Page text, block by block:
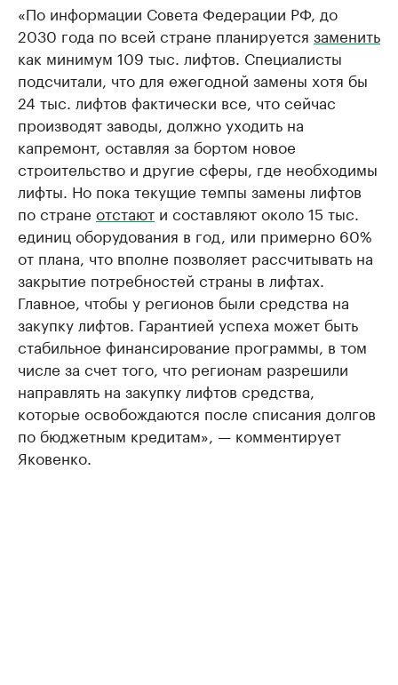
«По информации Совета Федерации РФ, до
2030 года по всей стране планируется заменить
как минимум 109 тыс. лифтов. Специалисты
подсчитали, что для ежегодной замены хотя бы
24 тыс. лифтов фактически все, что сейчас
производят заводы, должно уходить на
капремонт, оставляя за бортом новое
строительство и другие сферы, где необходимы
лифты. Но пока текущие темпы замены лифтов
по стране отстают и составляют около 15 тыс.
единиц оборудования в год, или примерно 60%
от плана, что вполне позволяет рассчитывать на
закрытие потребностей страны в лифтах.
Главное, чтобы у регионов были средства на
закупку лифтов. Гарантией успеха может быть
стабильное финансирование программы, в том
числе за счет того, что регионам разрешили
направлять на закупку лифтов средства,
которые освобождаются после списания долгов
по бюджетным кредитам», — комментирует
Яковенко.